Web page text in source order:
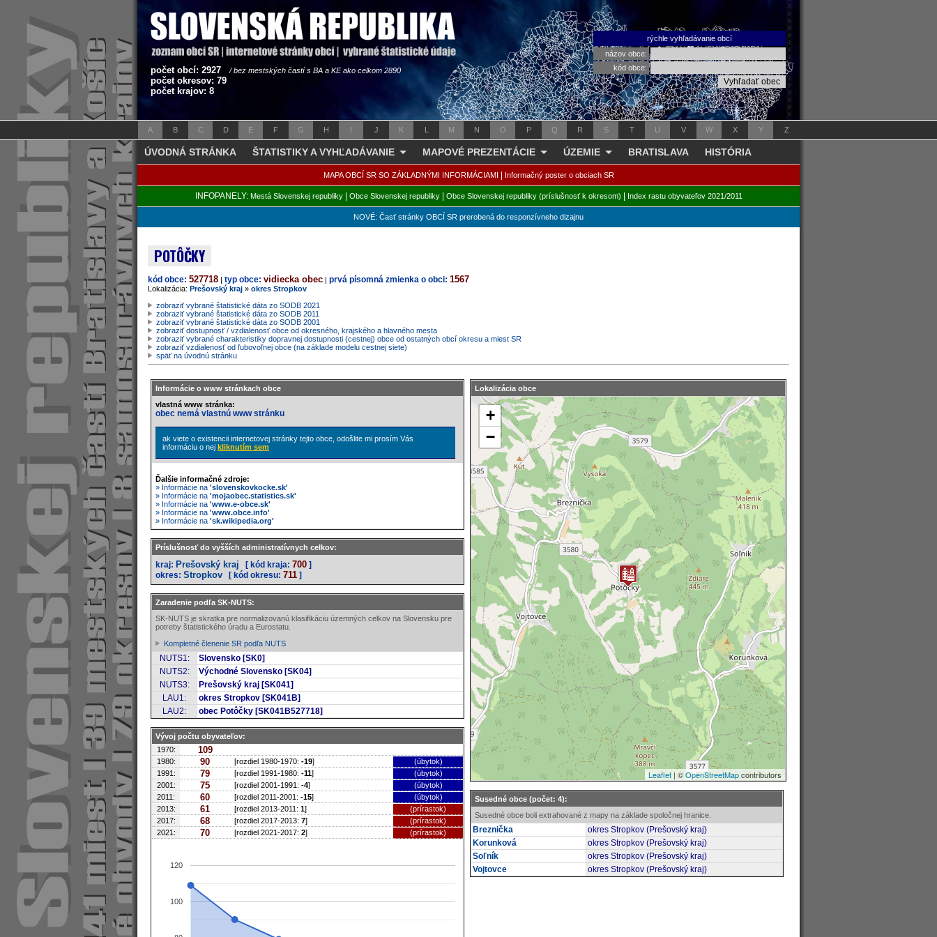
počet obcí: 2927 / bez mestských častí s BA a KE ako celkom 2890
počet okresov: 79
počet krajov: 8
rýchle vyhľadávanie obcí
názov obce:
kód obce:
A B C D E F G H I J K L M N O P Q R S T U V W X Y Z
ÚVODNÁ STRÁNKA ŠTATISTIKY A VYHĽADÁVANIE MAPOVÉ PREZENTÁCIE ÚZEMIE BRATISLAVA HISTÓRIA
MAPA OBCÍ SR SO ZÁKLADNÝMI INFORMÁCIAMI Informačný poster o obciach SR
INFOPANELY: Mestá Slovenskej republiky| Obce Slovenskej republiky| Obce Slovenskej republiky (príslušnosť k okresom) Index rastu obyvateľov 2021/2011
NOVÉ: Časť stránky OBCÍ SR prerobená do responzívneho dizajnu
POTÔČKY
kód obce: 527718 | typ obce: vidiecka obec | prvá písomná zmienka o obci: 1567
Lokalizácia: Prešovský kraj » okres Stropkov
zobraziť vybrané štatistické dáta zo SODB 2021
zobraziť vybrané štatistické dáta zo SODB 2011
zobraziť vybrané štatistické dáta zo SODB 2001
zobraziť dostupnosť / vzdialenosť obce od okresného, krajského a hlavného mesta
zobraziť vybrané charakteristiky dopravnej dostupnosti (cestnej) obce od ostatných obcí okresu a miest SR
zobraziť vzdialenosť od ľubovoľnej obce (na základe modelu cestnej siete)
späť na úvodnú stránku
Informácie o www stránkach obce
vlastná www stránka:
obec nemá vlastnú www stránku
ak viete o existencii internetovej stránky tejto obce, odošlite mi prosím Vás
informáciu o nej kliknutím sem
Ďalšie informačné zdroje:
» Informácie na 'slovenskovkocke.sk'
» Informácie na 'mojaobec.statistics.sk'
» Informácie na 'www.e-obce.sk'
» Informácie na 'www.obce.info'
» Informácie na 'sk.wikipedia.org'
Príslušnosť do vyšších administratívnych celkov:
kraj: Prešovský kraj [ kód kraja: 700 ]
okres: Stropkov [ kód okresu: 711 ]
Zaradenie podľa SK-NUTS:
SK-NUTS je skratka pre normalizovanú klasifikáciu územných celkov na Slovensku pre
potreby štatistického úradu a Eurostatu.
Kompletné členenie SR podľa NUTS
NUTS1:
Slovensko [SK0]
NUTS2:
Východné Slovensko [SK04]
NUTS3:
Prešovský kraj [SK041]
LAU1:
okres Stropkov [SK041B]
LAU2:
obec Potôčky [SK041B527718]
Vývoj počtu obyvateľov:
1970:
109
1980: 90 [rozdiel 1980-1970: -19]
(úbytok)
1991:
79 [rozdiel 1991-1980: -11]
(úbytok)
2001:
75 [rozdiel 2001-1991: -4]
(úbytok)
2011:
60 [rozdiel 2011-2001: -15]
(úbytok)
2013:
61 [rozdiel 2013-2011: 1]
(prírastok)
2017:
68 [rozdiel 2017-2013: 7]
(prírastok)
2021:
70 [rozdiel 2021-2017: 2] (prírastok)
100
120
Lokalizácia obce
Susedné obce (počet: 4):
Susedné obce boli extrahované z mapy na základe spoločnej hranice.
Breznička
okres Stropkov (Prešovský kraj)
Korunková
okres Stropkov (Prešovský kraj)
Soľník
okres Stropkov (Prešovský kraj)
Vojtovce
okres Stropkov (Prešovský kraj)